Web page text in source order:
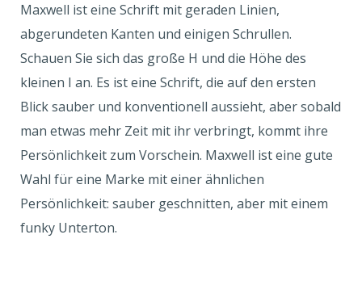
Maxwell ist eine Schrift mit geraden Linien,
abgerundeten Kanten und einigen Schrullen.
Schauen Sie sich das große H und die Höhe des
kleinen I an. Es ist eine Schrift, die auf den ersten
Blick sauber und konventionell aussieht, aber sobald
man etwas mehr Zeit mit ihr verbringt, kommt ihre
Persönlichkeit zum Vorschein. Maxwell ist eine gute
Wahl für eine Marke mit einer ähnlichen
Persönlichkeit: sauber geschnitten, aber mit einem
funky Unterton.